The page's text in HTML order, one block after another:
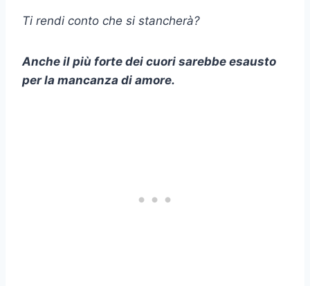
Ti rendi conto che si stancherà?
Anche il più forte dei cuori sarebbe esausto
per la mancanza di amore.